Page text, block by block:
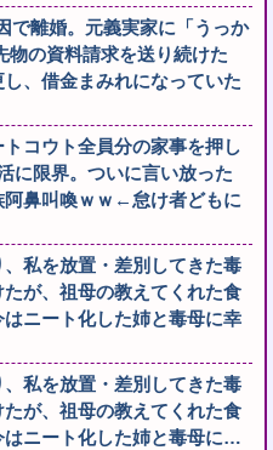
で離婚。元義実家に「うっか
物の資料請求を送り続けた
、借金まみれになっていた
コウト全員分の家事を押し
に限界。ついに言い放った
阿鼻叫喚ｗｗ←怠け者どもに
私を放置・差別してきた毒
が、祖母の教えてくれた食
ニート化した姉と毒母に幸
私を放置・差別してきた毒
が、祖母の教えてくれた食
ニート化した姉と毒母に…